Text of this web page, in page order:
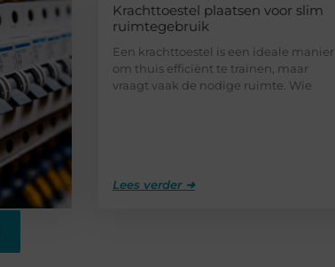
Krachttoestel plaatsen voor slim
ruimtegebruik
Een krachttoestel is een ideale manier
om thuis efficiënt te trainen, maar
vraagt vaak de nodige ruimte. Wie
Lees verder ➜